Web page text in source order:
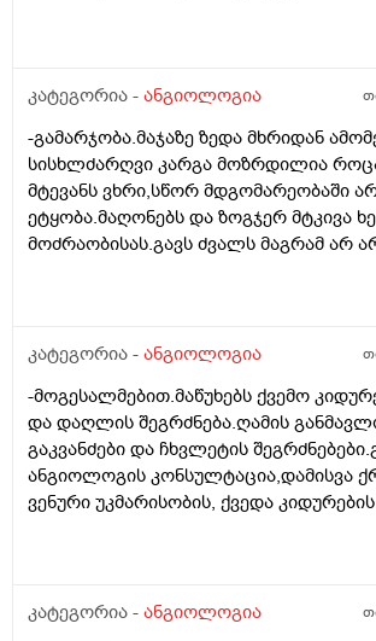
კატეგორია - ანგიოლოგია
-გამარჯობა.მაჯაზე ზედა მხრიდან
სისხლძარღვი კარგა მოზრდილია
მტევანს ვხრი,სწორ მდგომარეობაში
ეტყობა.მაღონებს და ზოგჯერ მტკივა
მოძრაობისას.გავს ძვალს მაგრამ არ
ისევ ამოიბურცა.რას შეიძლება ეს
კატეგორია - ანგიოლოგია
-მოგესალმებით.მაწუხებს ქვემო
და დაღლის შეგრძნება.ღამის
გაკვანძები და ჩხვლეტის
ანგიოლოგის კონსულტაცია,დამისვა
ვენური უკმარისობის, ქვედა კიდურების
მიღების შემდეგ მომეხსნა
კატეგორია - ანგიოლოგია